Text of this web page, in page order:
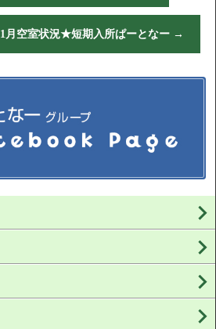
1月空室状況★短期入所ぱーとなー →